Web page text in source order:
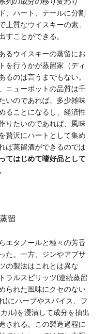
、ハート、テールに分割
上質なウイスキーの素、
すことができる。
るウイスキーの蒸留にお
を行うかが蒸留家（ディ
るのは言うまでもない。
ニューポットの品質は千
いのであれば、多少雑味
ることになるし、経済性
りたいのであれば、風味
贅沢にハートとして集め
ば蒸留酒ができるのでは
てはじめて嗜好品として
留
エタノールと種々の芳香
た。一方、ジンやアブサ
の製法はこれとは異な
ラルスピリッツ(連続蒸留
られた風味にクセのない
)にハーブやスパイス、フ
ル)を浸漬して成分を抽出
される。この製造過程に